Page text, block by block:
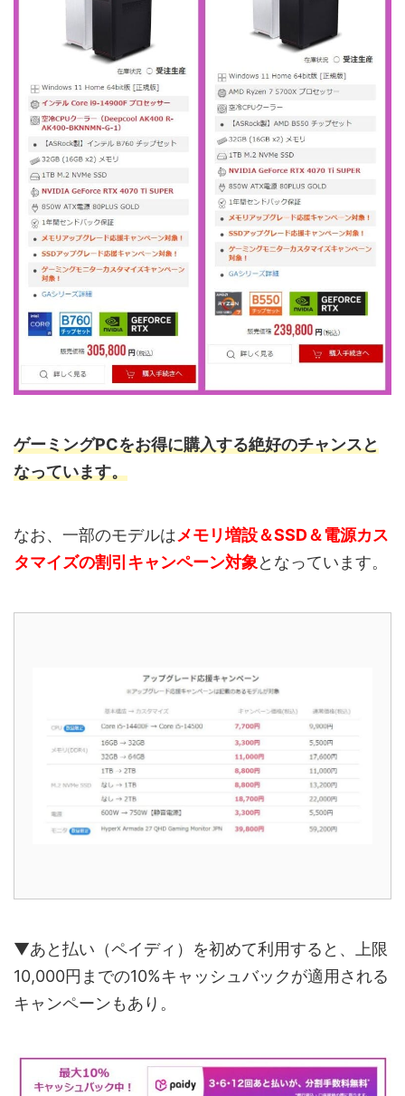
ゲーミングPCをお得に購入する絶好のチャンスと
なっています。
なお、一部のモデルはメモリ増設＆SSD＆電源カス
タマイズの割引キャンペーン対象となっています。
▼あと払い（ペイディ）を初めて利用すると、上限
10,000円までの10%キャッシュバックが適用される
キャンペーンもあり。